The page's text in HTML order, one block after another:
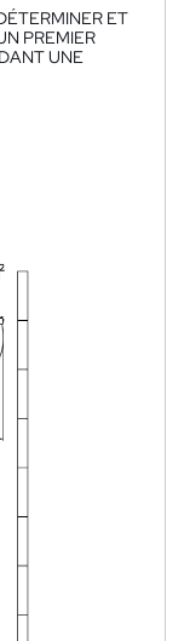
ET
PREMIER
UNE